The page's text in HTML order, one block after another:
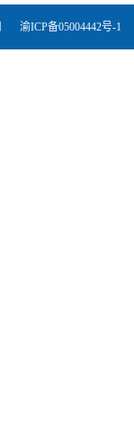
渝ICP备05004442号-1